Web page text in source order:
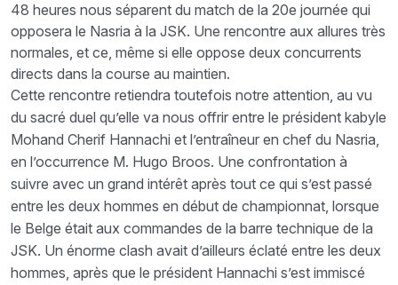
48 heures nous séparent du match de la 20e journée qui
opposera le Nasria à la JSK. Une rencontre aux allures très
normales, et ce, même si elle oppose deux concurrents
directs dans la course au maintien.
Cette rencontre retiendra toutefois notre attention, au vu
du sacré duel qu’elle va nous offrir entre le président kabyle
Mohand Cherif Hannachi et l’entraîneur en chef du Nasria,
en l’occurrence M. Hugo Broos. Une confrontation à
suivre avec un grand intérêt après tout ce qui s’est passé
entre les deux hommes en début de championnat, lorsque
le Belge était aux commandes de la barre technique de la
JSK. Un énorme clash avait d’ailleurs éclaté entre les deux
hommes, après que le président Hannachi s’est immiscé